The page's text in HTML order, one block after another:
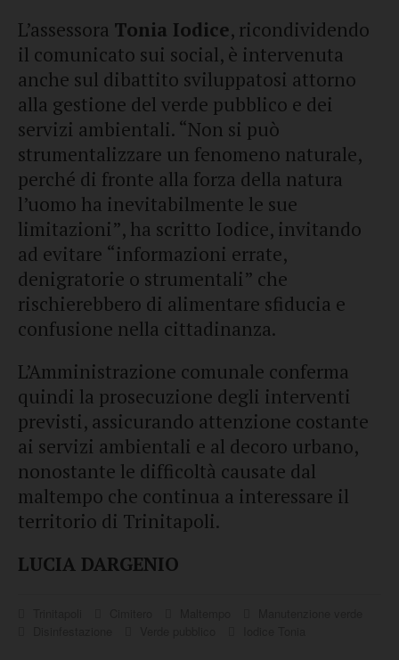
L’assessora Tonia Iodice, ricondividendo
il comunicato sui social, è intervenuta
anche sul dibattito sviluppatosi attorno
alla gestione del verde pubblico e dei
servizi ambientali. “Non si può
strumentalizzare un fenomeno naturale,
perché di fronte alla forza della natura
l’uomo ha inevitabilmente le sue
limitazioni”, ha scritto Iodice, invitando
ad evitare “informazioni errate,
denigratorie o strumentali” che
rischierebbero di alimentare sfiducia e
confusione nella cittadinanza.
L’Amministrazione comunale conferma
quindi la prosecuzione degli interventi
previsti, assicurando attenzione costante
ai servizi ambientali e al decoro urbano,
nonostante le difficoltà causate dal
maltempo che continua a interessare il
territorio di Trinitapoli.
LUCIA DARGENIO